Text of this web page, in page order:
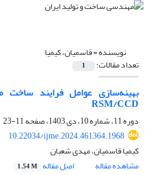
نویسنده =قاسمیان، کیمیا
تعداد مقالات: 1
بهینه‌سازی عوامل فرایند
RSM/CCD
دوره 11، شماره 10، دی 1403، صفحه
11-23
10.22034/ijme.2024.461364.1968
کیمیا قاسمیان، مهدی شعبان
مشاهده مقاله
اصل مقاله 1.54 M